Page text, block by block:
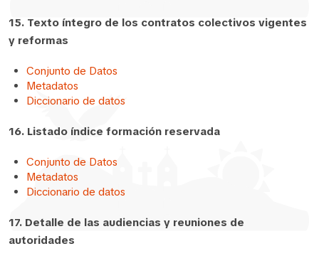
15. Texto íntegro de los contratos colectivos vigentes
y reformas
Conjunto de Datos
Metadatos
Diccionario de datos
16. Listado índice formación reservada
Conjunto de Datos
Metadatos
Diccionario de datos
17. Detalle de las audiencias y reuniones de
autoridades